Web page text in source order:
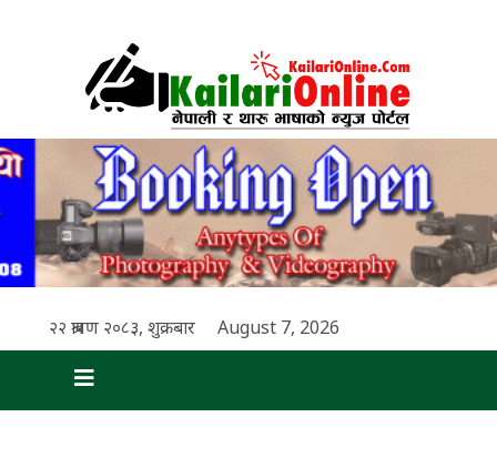
२२ श्रावण २०८३, शुक्रबार August 7, 2026